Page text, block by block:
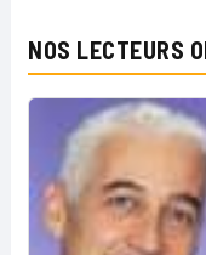
NOS LECTEURS